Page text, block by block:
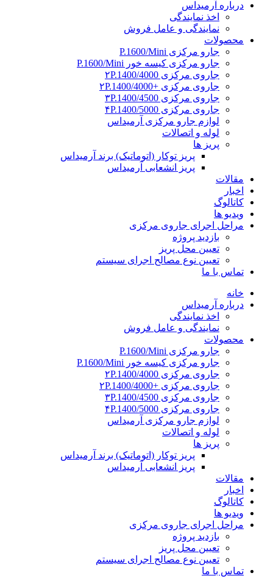
درباره آرمیداس
اخذ نمایندگی
نمایندگی و عامل فروش
محصولات
جارو مرکزی P.1600/Mini
جارو مرکزی کیسه خور P.1600/Mini
جاروی مرکزی ۲P.1400/4000
جاروی مرکزی +۲P.1400/4000
جاروی مرکزی ۳P.1400/4500
جاروی مرکزی ۴P.1400/5000
لوازم جارو مرکزی آرمیداس
لوله و اتصالات
پریز ها
پریز توکار (اتوماتیک) برند آرمیداس
پریز انشعابی آرمیداس
مقالات
اخبار
کاتالوگ
ویدیو ها
مراحل اجرای جاروی مرکزی
بازدید پروژه
تعیین محل پریز
تعیین نوع مصالح اجرای سیستم
تماس با ما
خانه
درباره آرمیداس
اخذ نمایندگی
نمایندگی و عامل فروش
محصولات
جارو مرکزی P.1600/Mini
جارو مرکزی کیسه خور P.1600/Mini
جاروی مرکزی ۲P.1400/4000
جاروی مرکزی +۲P.1400/4000
جاروی مرکزی ۳P.1400/4500
جاروی مرکزی ۴P.1400/5000
لوازم جارو مرکزی آرمیداس
لوله و اتصالات
پریز ها
پریز توکار (اتوماتیک) برند آرمیداس
پریز انشعابی آرمیداس
مقالات
اخبار
کاتالوگ
ویدیو ها
مراحل اجرای جاروی مرکزی
بازدید پروژه
تعیین محل پریز
تعیین نوع مصالح اجرای سیستم
تماس با ما